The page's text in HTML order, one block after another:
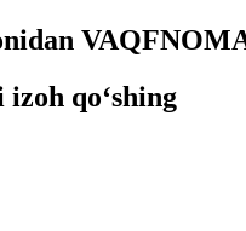
izoh qo‘shing